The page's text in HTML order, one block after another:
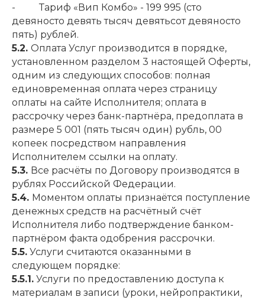
- Тариф «Вип Комбо» - 199 995 (сто
девяносто девять тысяч девятьсот девяносто
пять) рублей.
5.2. Оплата Услуг производится в порядке,
установленном разделом 3 настоящей Оферты,
одним из следующих способов: полная
единовременная оплата через страницу
оплаты на сайте Исполнителя; оплата в
рассрочку через банк-партнёра, предоплата в
размере 5 001 (пять тысяч один) рубль, 00
копеек посредством направления
Исполнителем ссылки на оплату.
5.3. Все расчёты по Договору производятся в
рублях Российской Федерации.
5.4. Моментом оплаты признаётся поступление
денежных средств на расчётный счёт
Исполнителя либо подтверждение банком-
партнёром факта одобрения рассрочки.
5.5. Услуги считаются оказанными в
следующем порядке:
5.5.1. Услуги по предоставлению доступа к
материалам в записи (уроки, нейропрактики,